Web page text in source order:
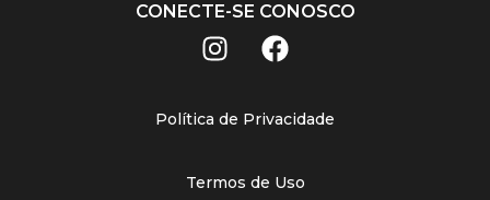
CONECTE-SE CONOSCO
Política de Privacidade
Termos de Uso